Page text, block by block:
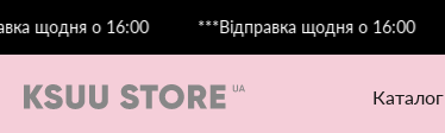
о 16:00 ***Відправка щодня о 16:00
каталог